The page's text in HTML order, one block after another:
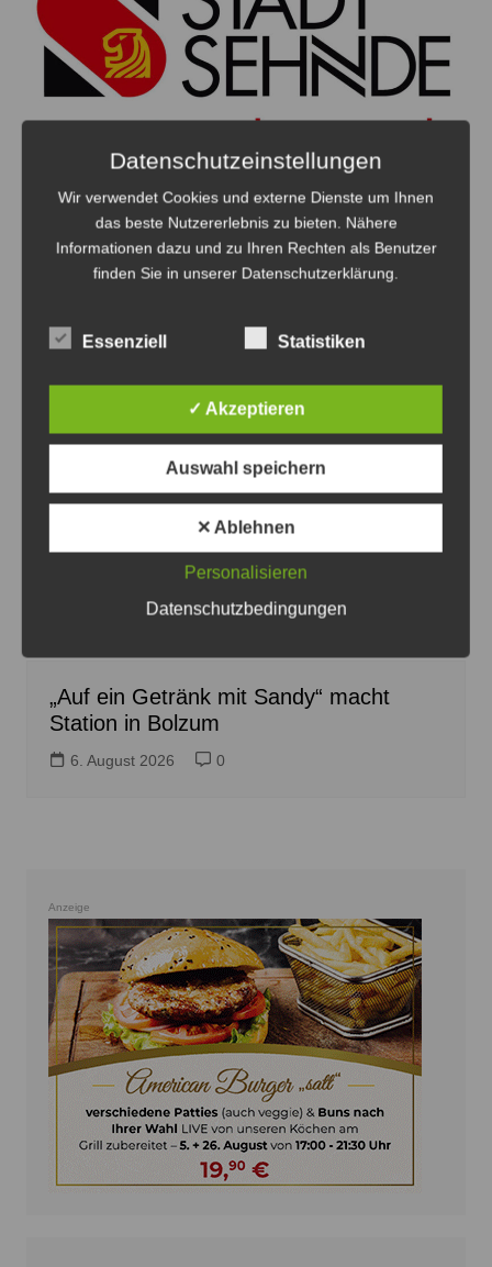
Amtliche Bekanntmachung der Stadt
Sehnde: Trassenerkundung von TenneT
7. August 2026 0
Sehnde, Sandy Steve Choitz, setzt seine Tour in Bolzum
„Auf ein Getränk mit Sandy“ macht
Station in Bolzum
6. August 2026 0
Anzeige
Datenschutzeinstellungen
Wir verwendet Cookies und externe Dienste um Ihnen
das beste Nutzererlebnis zu bieten. Nähere
Informationen dazu und zu Ihren Rechten als Benutzer
finden Sie in unserer Datenschutzerklärung.
Essenziell Statistiken
✓ Akzeptieren
Auswahl speichern
✕ Ablehnen
Personalisieren
Datenschutzbedingungen